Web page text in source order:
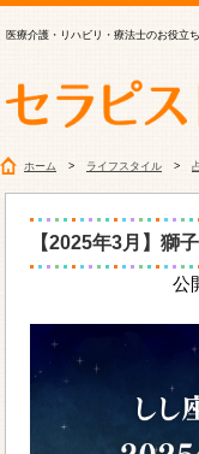
医療介護・リハビリ・療法士のお役立
ホーム ライフスタイル
【2025年3月】獅
公